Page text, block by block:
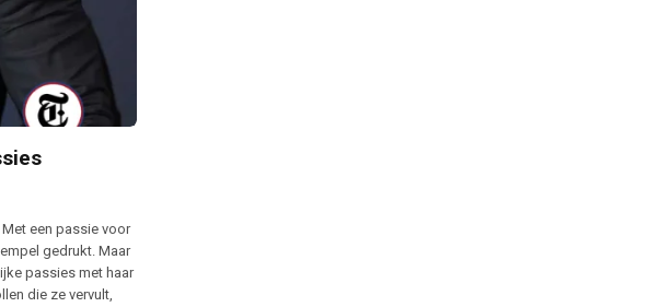
een passie voor
gedrukt. Maar
passies met haar
die ze vervult,